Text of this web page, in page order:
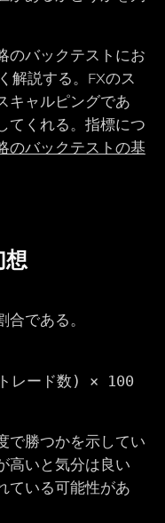
のバックテストにお
解説する。FXのス
キャルピングであ
てくれる。指標につ
のバックテストの基
想
である。
レード数) × 100
で勝つかを示してい
高いと気分は良い
ている可能性があ